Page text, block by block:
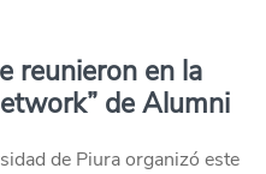
reunieron en la
de Alumni
de Piura organizó este